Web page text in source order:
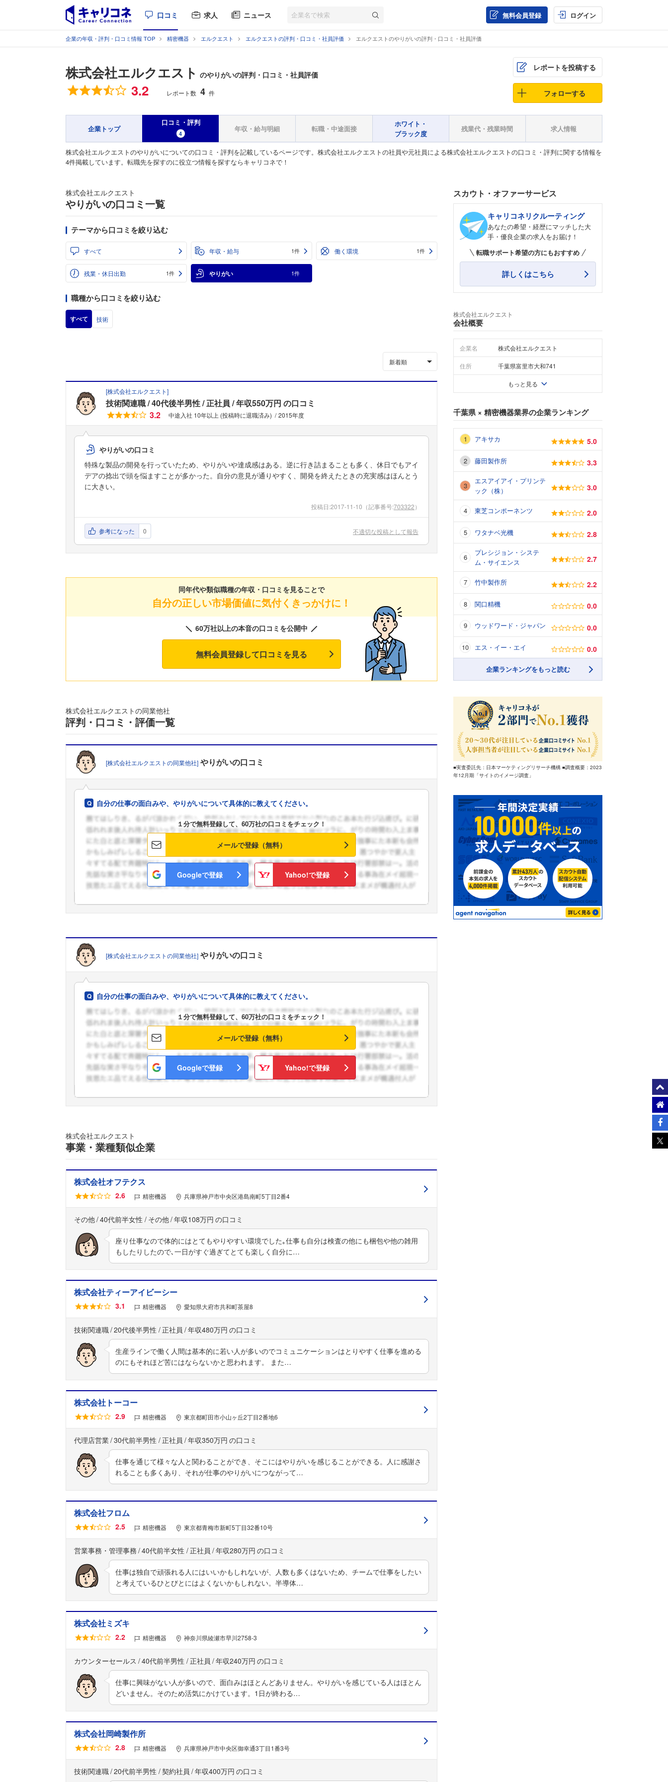
口コミ 求人 ニュース 無料会員登録 ログイン
企業の年収・評判・口コミ情報 TOP 精密機器 エルクエスト エルクエストの評判・口コミ・社員評価 エルクエストのやりがいの評判・口コミ・社員評価
株式会社エルクエスト のやりがいの評判・口コミ・社員評価
総合評価
3.2 レポート数 4 件
レポートを投稿する
フォローする
企業トップ
口コミ・評判
4
年収・給与明細 転職・中途面接
ホワイト・
ブラック度
残業代・残業時間 求人情報
株式会社エルクエストのやりがいについての口コミ・評判を記載しているページです。株式会社エルクエストの社員や元社員による株式会社エルクエストの口コミ・評判に関する情報を
4件掲載しています。転職先を探すのに役立つ情報を探すならキャリコネで！
フォローしました
株式会社エルクエスト
やりがいの口コミ一覧
テーマから口コミを絞り込む
すべて 年収・給与 1件 働く環境 1件
残業・休日出勤 1件 やりがい 1件
職種から口コミを絞り込む
すべて 技術
新着順
[株式会社エルクエスト]
技術関連職 40代後半男性 正社員 年収550万円 の口コミ
3.2
中途入社 10年以上 (投稿時に退職済み) 2015年度
やりがいの口コミ
特殊な製品の開発を行っていたため、やりがいや達成感はある。逆に行き詰まることも多く、休日でもアイ
デアの捻出で頭を悩ますことが多かった。自分の意見が通りやすく、開発を終えたときの充実感はほんとう
に大きい。
投稿日:2017-11-10 （記事番号:703322）
参考になった 0 不適切な投稿として報告
同年代や類似職種の年収・口コミを見ることで
自分の正しい市場価値に気付くきっかけに！
60万社以上の本音の口コミを公開中
無料会員登録して口コミを見る
株式会社エルクエストの同業他社
評判・口コミ・評価一覧
[株式会社エルクエストの同業他社] やりがいの口コミ
自分の仕事の面白みや、やりがいについて具体的に教えてください。
１分で無料登録して、60万社の口コミをチェック！
メールで登録（無料）
Googleで登録 Yahoo!で登録
[株式会社エルクエストの同業他社] やりがいの口コミ
自分の仕事の面白みや、やりがいについて具体的に教えてください。
１分で無料登録して、60万社の口コミをチェック！
メールで登録（無料）
Googleで登録 Yahoo!で登録
株式会社エルクエスト
事業・業種類似企業
株式会社オフテクス
2.6 精密機器 兵庫県神戸市中央区港島南町5丁目2番4
その他 40代前半女性 その他 年収108万円
座り仕事なので体的にはとてもやりやすい環境でした｡仕事も自分は検査の他にも梱包や他の雑用
もしたりしたので､一日がすぐ過ぎてとても楽しく自分に…
株式会社ティーアイビーシー
3.1 精密機器 愛知県大府市共和町茶屋8
技術関連職 20代後半男性 正社員 年収480万円
生産ラインで働く人間は基本的に若い人が多いのでコミュニケーションはとりやすく仕事を進める
のにもそれほど苦にはならないかと思われます。 また…
株式会社トーコー
2.9 精密機器 東京都町田市小山ヶ丘2丁目2番地6
代理店営業 30代前半男性 正社員 年収350万円
仕事を通じて様々な人と関わることができ、そこにはやりがいを感じることができる。人に感謝さ
れることも多くあり、それが仕事のやりがいにつながって…
株式会社フロム
2.5 精密機器 東京都青梅市新町5丁目32番10号
営業事務・管理事務 40代前半女性 正社員 年収280万円
仕事は独自で頑張れる人にはいいかもしれないが、人数も多くはないため、チームで仕事をしたい
と考えているひとびとにはよくないかもしれない。半導体…
株式会社ミズキ
2.2 精密機器 神奈川県綾瀬市早川2758-3
カウンターセールス 40代前半男性 正社員 年収240万円
仕事に興味がない人が多いので、面白みはほとんどありません。やりがいを感じている人はほとん
どいません。そのため活気にかけています。1日が終わる…
株式会社岡崎製作所
2.8 精密機器 兵庫県神戸市中央区御幸通3丁目1番3号
技術関連職 20代前半男性 契約社員 年収400万円
スカウト・オファーサービス
キャリコネリクルーティング
あなたの希望・経歴にマッチした大
手・優良企業の求人をお届け！
転職サポート希望の方にもおすすめ
詳しくはこちら
株式会社エルクエスト
会社概要
企業名 株式会社エルクエスト
住所 千葉県富里市大和741
もっと見る
千葉県× 精密機器業界の企業ランキング
アキサカ 5.0
藤田製作所 3.3
エスアイアイ・プリンテ
ック（株）
3.0
東芝コンポーネンツ 2.0
ワタナベ光機 2.8
プレシジョン・システ
ム・サイエンス
2.7
竹中製作所 2.2
関口精機 0.0
ウッドワード・ジャパン 0.0
エス・イー・エイ 0.0
企業ランキングをもっと読む
■実査委託先：日本マーケティングリサーチ機構 ■調査概要：2023
年12月期「サイトのイメージ調査」